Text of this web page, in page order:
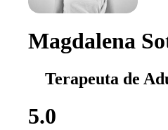
Magdalena
Terapeuta de
5.0